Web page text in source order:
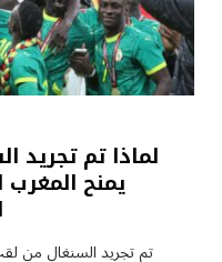
لماذا تم